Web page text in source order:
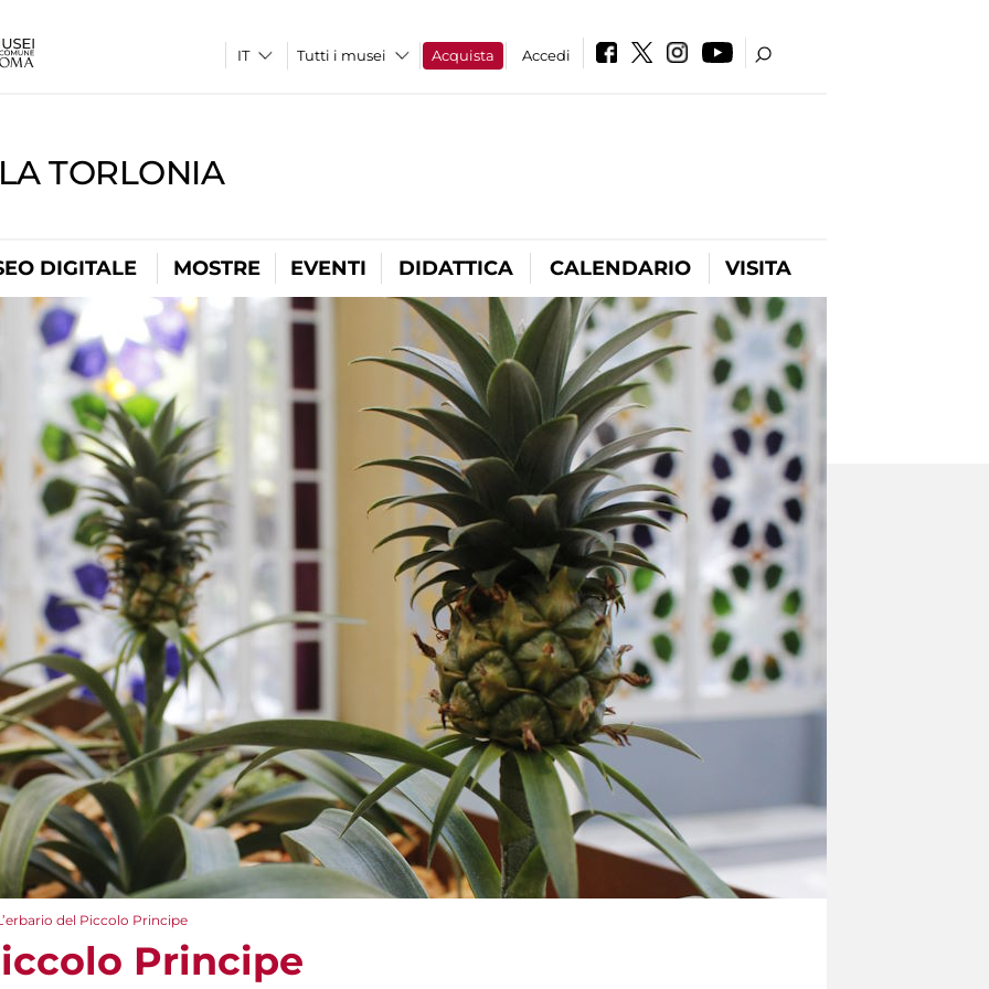
Tutti i musei Acquista Accedi
TORLONIA
DIGITALE MOSTRE EVENTI DIDATTICA CALENDARIO VISITA
del Piccolo Principe
Principe